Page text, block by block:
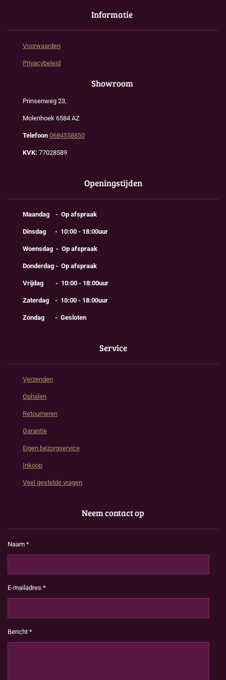
Informatie
Voorwaarden
Privacybeleid
Showroom
Prinsenweg 23,
Molenhoek 6584 AZ
Telefoon 0684558850
KVK: 77028589
Openingstijden
Maandag - Op afspraak
Dinsdag - 10:00 - 18:00uur
Woensdag - Op afspraak
Donderdag - Op afspraak
Vrijdag - 10:00 - 18:00uur
Zaterdag - 10:00 - 18:00uur
Zondag - Gesloten
Service
Verzenden
Ophalen
Retourneren
Garantie
Eigen bezorgservice
Inkoop
Veel gestelde vragen
Neem contact op
Naam *
E-mailadres *
Bericht *